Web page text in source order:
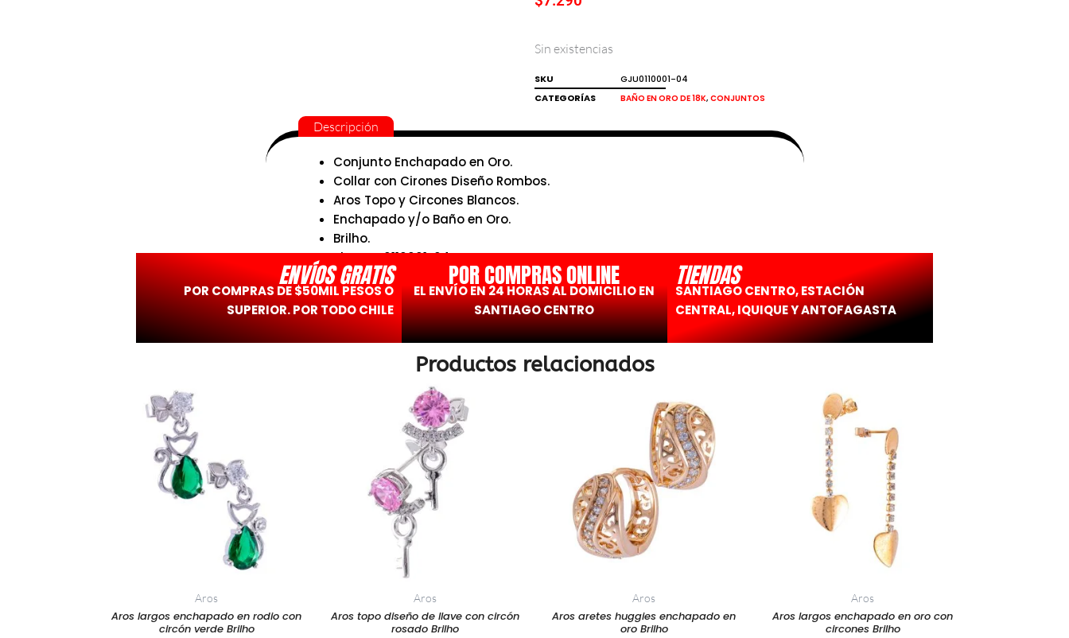
Sin existencias
SKU
GJU0110001-04
CATEGORÍAS
BAÑO EN ORO DE 18K,CONJUNTOS
Descripción
Conjunto Enchapado en Oro.
Collar con Cirones Diseño Rombos.
Aros Topo y Circones Blancos.
Enchapado y/o Baño en Oro.
Brilho.
SkU:GJU0110001-04
ENVÍOS GRATIS
POR COMPRAS DE $50MIL PESOS O
SUPERIOR. POR TODO CHILE
POR COMPRAS ONLINE
EL ENVÍO EN 24 HORAS AL DOMICILIO EN
SANTIAGO CENTRO
TIENDAS
SANTIAGO CENTRO, ESTACIÓN
CENTRAL, IQUIQUE Y ANTOFAGASTA
Productos relacionados
Aros
Aros largos enchapado en rodio con
circón verde Brilho
Aros
Aros topo diseño de llave con circón
rosado Brilho
Aros
Aros aretes huggies enchapado en
oro Brilho
Aros
Aros largos enchapado en oro con
circones Brilho